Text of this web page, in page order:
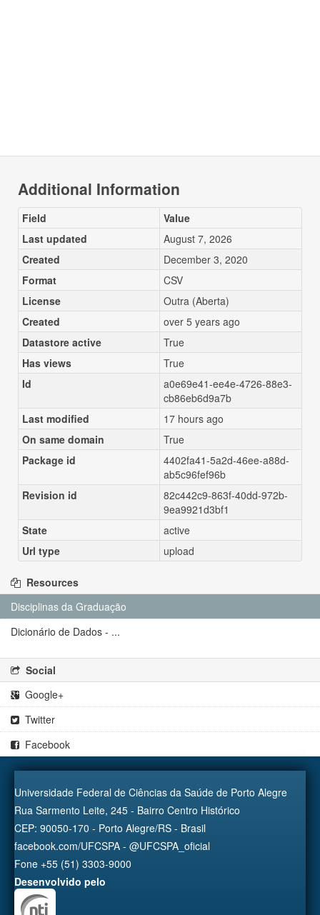
Additional Information
Field
Value
Last updated
August 7, 2026
Created
December 3, 2020
Format
CSV
License
Outra (Aberta)
Created
over 5 years ago
Datastore active
True
Has views
True
Id
a0e69e41-ee4e-4726-88e3-
cb86eb6d9a7b
Last modified
17 hours ago
On same domain
True
Package id
4402fa41-5a2d-46ee-a88d-
ab5c96fef96b
Revision id
82c442c9-863f-40dd-972b-
9ea9921d3bf1
State
active
Url type
upload
Resources
Disciplinas da Graduação
Dicionário de Dados - ...
Social
Google+
Twitter
Facebook
Universidade Federal de Ciências da Saúde de Porto Alegre
Rua Sarmento Leite, 245 - Bairro Centro Histórico
CEP: 90050-170 - Porto Alegre/RS - Brasil
facebook.com/UFCSPA - @UFCSPA_oficial
Fone +55 (51) 3303-9000
Desenvolvido pelo